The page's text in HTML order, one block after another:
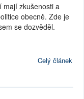
mají zkušenosti a
obecně. Zde je
se dozvěděl.
Celý článek